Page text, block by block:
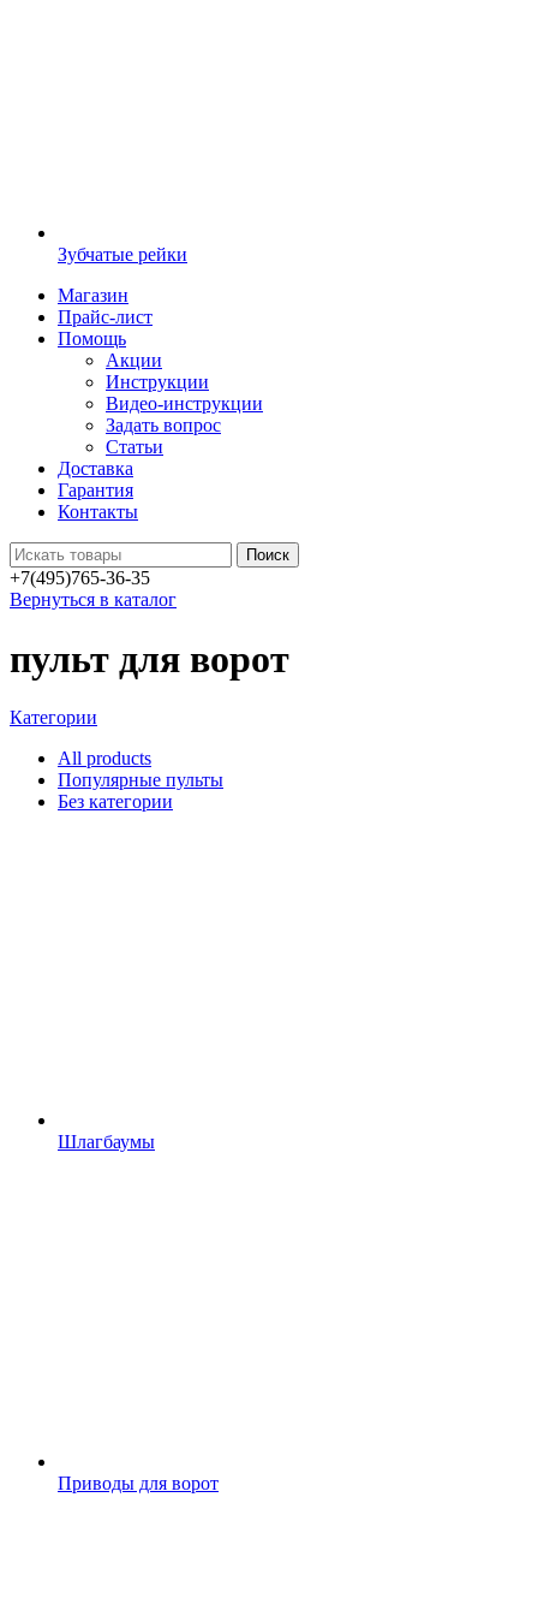
Зубчатые рейки
Магазин
Прайс-лист
Помощь
Акции
Инструкции
Видео-инструкции
Задать вопрос
Статьи
Доставка
Гарантия
Контакты
Поиск
+7(495)765-36-35
Вернуться в каталог
пульт для ворот
Категории
All products
Популярные пульты
Без категории
Шлагбаумы
Приводы для ворот